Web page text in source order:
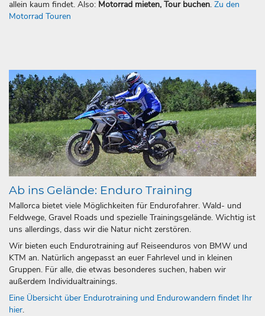
allein kaum findet. Also: Motorrad mieten, Tour buchen. Zu den
Motorrad Touren
Ab ins Gelände: Enduro Training
Mallorca bietet viele Möglichkeiten für Endurofahrer. Wald- und
Feldwege, Gravel Roads und spezielle Trainingsgelände. Wichtig ist
uns allerdings, dass wir die Natur nicht zerstören.
Wir bieten euch Endurotraining auf Reiseenduros von BMW und
KTM an. Natürlich angepasst an euer Fahrlevel und in kleinen
Gruppen. Für alle, die etwas besonderes suchen, haben wir
außerdem Individualtrainings.
Eine Übersicht über Endurotraining und Endurowandern findet Ihr
hier.